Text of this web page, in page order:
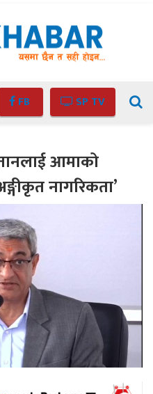
FB SP TV
आमाको
नागरिकता’